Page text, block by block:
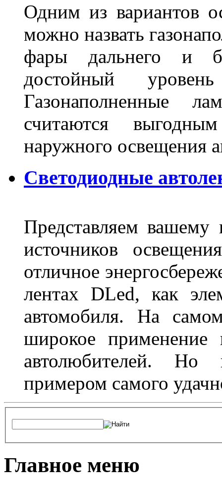
Одним из вариантов
можно назвать
фары дальнего и
достойный
Газонаполненные
считаются
наружного освещения
Светодиодные
Представляем
источников
отличное
лентах DLed, как
автомобиля. На
широкое
автолюбителей. Но
примером самого
Главное меню